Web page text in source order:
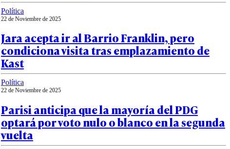
Política
22 de Noviembre de 2025
Jara acepta ir al Barrio Franklin, pero
condiciona visita tras emplazamiento de
Kast
Política
22 de Noviembre de 2025
Parisi anticipa que la mayoría del PDG
optará por voto nulo o blanco en la segunda
vuelta